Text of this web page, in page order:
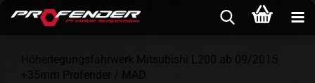
Höherlegungsfahrwerk Mitsubishi L200 ab 09/2015
+35mm Profender / MAD